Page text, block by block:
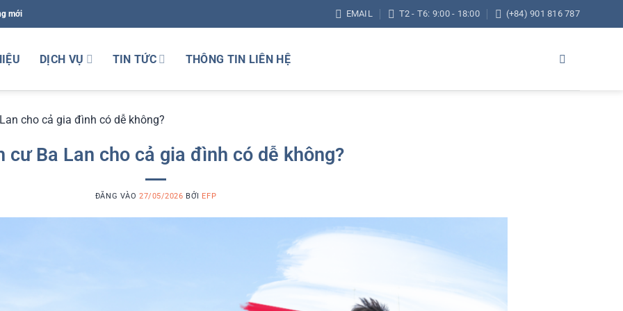
mới EMAIL T2 - T6: 9:00 - 18:00 (+84) 901 816 787
DỊCH VỤ TIN TỨC THÔNG TIN LIÊN HỆ
cho cả gia đình có dễ không?
cư Ba Lan cho cả gia đình có dễ không?
ĐĂNG VÀO 27/05/2026 BỞI EFP